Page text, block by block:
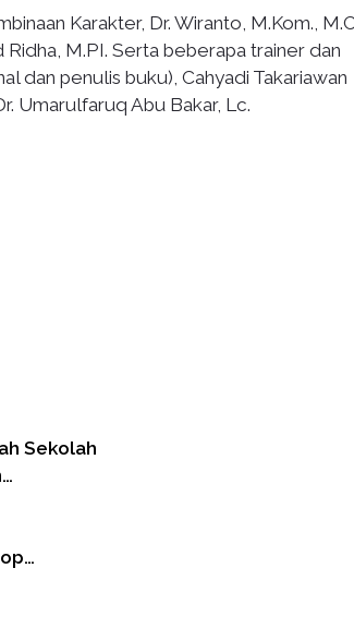
Karakter, Dr. Wiranto, M.Kom.,
M.PI. Serta beberapa trainer dan
dan penulis buku), Cahyadi Takariawan
Umarulfaruq Abu Bakar, Lc.
Sekolah